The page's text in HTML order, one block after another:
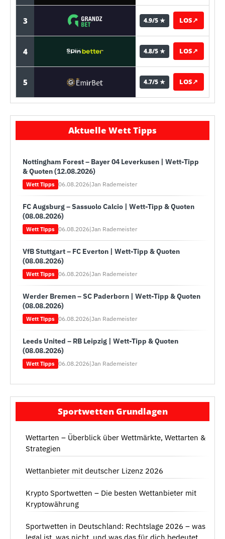
3 4.9/5 ★ LOS↗
4 4.8/5 ★ LOS↗
5 4.7/5 ★ LOS↗
Aktuelle Wett Tipps
Nottingham Forest – Bayer 04 Leverkusen | Wett-Tipp
& Quoten (12.08.2026)
Wett Tipps 06.08.2026|Jan Rademeister
FC Augsburg – Sassuolo Calcio | Wett-Tipp & Quoten
(08.08.2026)
Wett Tipps 06.08.2026|Jan Rademeister
VfB Stuttgart – FC Everton | Wett-Tipp & Quoten
(08.08.2026)
Wett Tipps 06.08.2026|Jan Rademeister
Werder Bremen – SC Paderborn | Wett-Tipp & Quoten
(08.08.2026)
Wett Tipps 06.08.2026|Jan Rademeister
Leeds United – RB Leipzig | Wett-Tipp & Quoten
(08.08.2026)
Wett Tipps 06.08.2026|Jan Rademeister
Sportwetten Grundlagen
Wettarten – Überblick über Wettmärkte, Wettarten &
Strategien
Wettanbieter mit deutscher Lizenz 2026
Krypto Sportwetten – Die besten Wettanbieter mit
Kryptowährung
Sportwetten in Deutschland: Rechtslage 2026 – was